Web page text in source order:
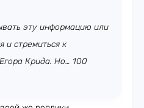
эту информацию или
и стремиться к
Крида. Но… 100